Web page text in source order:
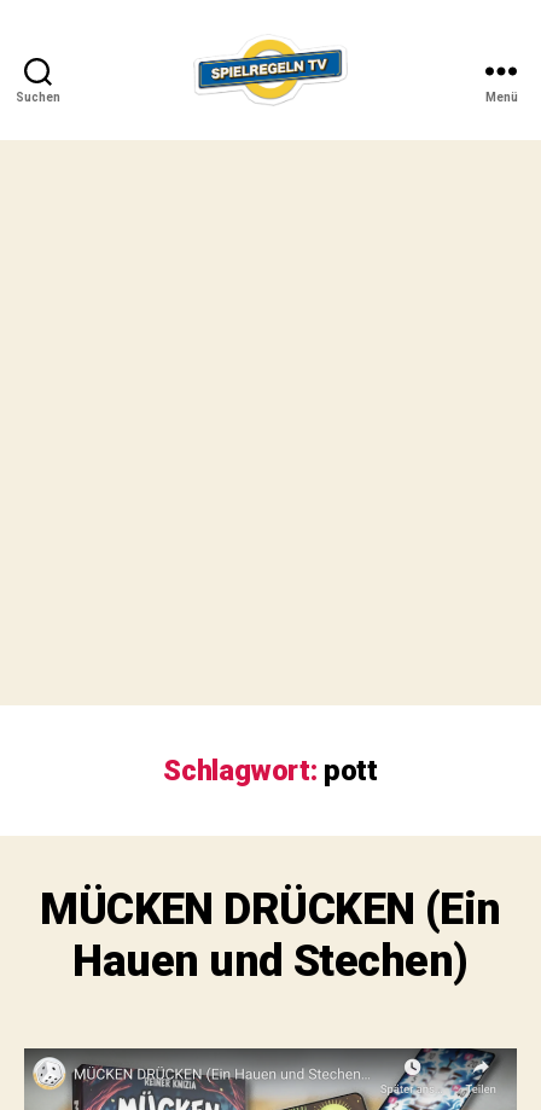
Suchen
TV
Menü
Schlagwort: pott
MÜCKEN DRÜCKEN (Ein
Hauen und Stechen)